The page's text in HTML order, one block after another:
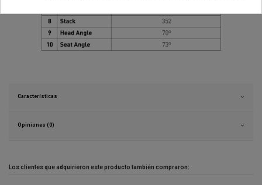
Características
Opiniones (0)
Los clientes que adquirieron este producto también compraron: